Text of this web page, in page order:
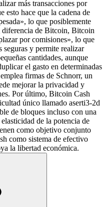
más transacciones por
esto hace que la cadena de
lo que posiblemente
diferencia de Bitcoin, Bitcoin
por comisiones», lo que
seguras y permite realizar
cantidades, aunque
el gasto en determinadas
firmas de Schnorr, un
mejorar la privacidad y
Por último, Bitcoin Cash
único llamado aserti3-2d
de bloques incluso con una
de la potencia de
como objetivo conjunto
como sistema de efectivo
la libertad económica.